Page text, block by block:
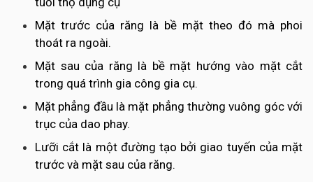
Mặt trước của răng là bề mặt theo đó mà phoi
thoát ra ngoài.
Mặt sau của răng là bề mặt hướng vào mặt cắt
trong quá trình gia công gia cụ.
Mặt phẳng đầu là mặt phẳng thường vuông góc với
trục của dao phay.
Lưỡi cắt là một đường tạo bởi giao tuyến của mặt
trước và mặt sau của răng.